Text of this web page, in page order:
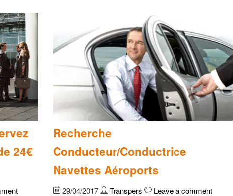
24€
Recherche
Conducteur/Conductrice
Navettes Aéroports
29/04/2017 Transpers
Leave a comment